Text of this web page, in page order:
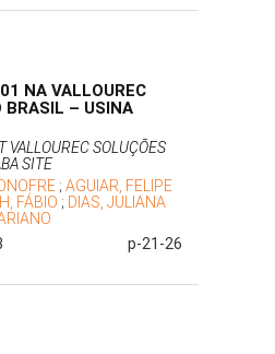
NA VALLOUREC
BRASIL – USINA
SOLUÇÕES
SITE
; AGUIAR, FELIPE
FÁBIO ; DIAS, JULIANA
p-21-26